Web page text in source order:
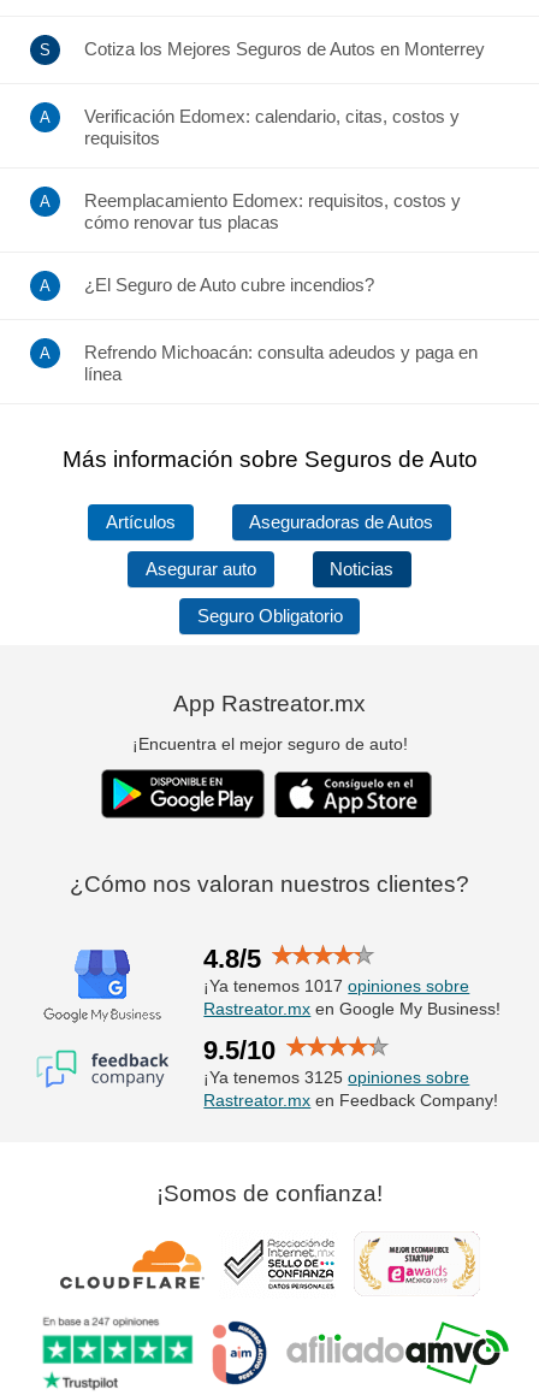
Cotiza los Mejores Seguros de Autos en Monterrey
Verificación Edomex: calendario, citas, costos y
requisitos
Reemplacamiento Edomex: requisitos, costos y
cómo renovar tus placas
¿El Seguro de Auto cubre incendios?
Refrendo Michoacán: consulta adeudos y paga en
línea
Más información sobre Seguros de Auto
Artículos Aseguradoras de Autos
Asegurar auto Noticias
Seguro Obligatorio
App Rastreator.mx
¡Encuentra el mejor seguro de auto!
¿Cómo nos valoran nuestros clientes?
4.8/5
¡Ya tenemos 1017opiniones sobre
Rastreator.mx en Google My Business!
9.5/10
¡Ya tenemos 3125opiniones sobre
Rastreator.mx en Feedback Company!
¡Somos de confianza!